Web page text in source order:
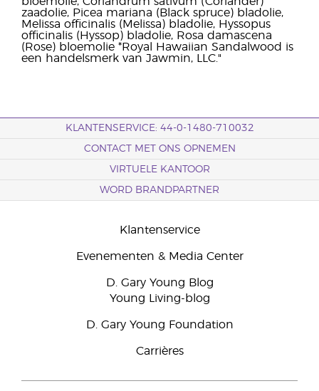
zaadolie, Picea mariana (Black spruce) bladolie,
Melissa officinalis (Melissa) bladolie, Hyssopus
officinalis (Hyssop) bladolie, Rosa damascena
(Rose) bloemolie *Royal Hawaiian Sandalwood is
een handelsmerk van Jawmin, LLC."
KLANTENSERVICE: 44-0-1480-710032
CONTACT MET ONS OPNEMEN
VIRTUELE KANTOOR
WORD BRANDPARTNER
Klantenservice
Evenementen & Media Center
D. Gary Young Blog
Young Living-blog
D. Gary Young Foundation
Carrières